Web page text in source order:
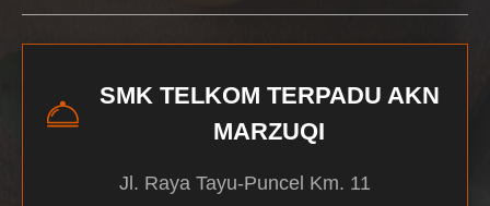
SMK TELKOM TERPADU AKN
MARZUQI
Jl. Raya Tayu-Puncel Km. 11